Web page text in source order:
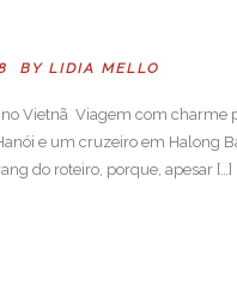
BY LIDIA MELLO
Vietnã Viagem com charme
e um cruzeiro em Halong
do roteiro, porque, apesar […]